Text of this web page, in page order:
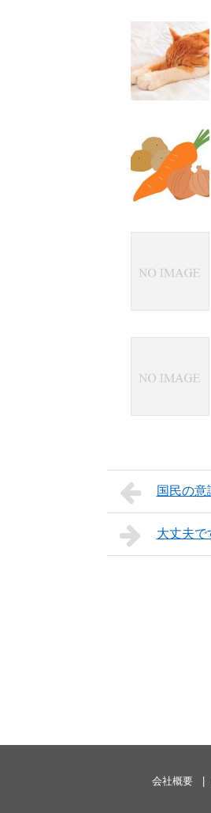
国民の意
大丈夫で
会社概要